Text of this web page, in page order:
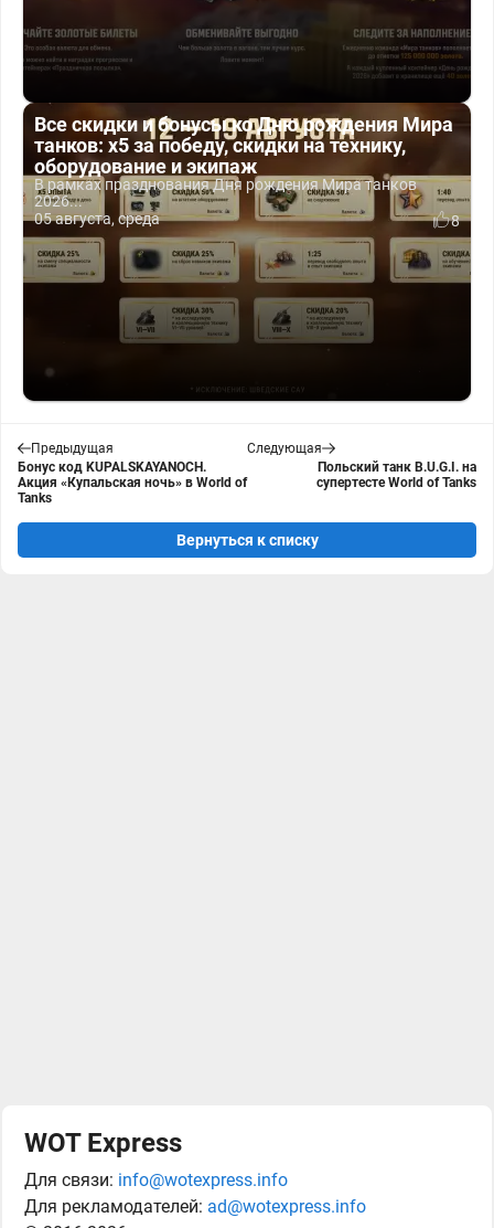
Все скидки и бонусы ко Дню рождения Мира
танков: x5 за победу, скидки на технику,
оборудование и экипаж
В рамках празднования Дня рождения Мира танков
2026...
05 августа, среда
8
Предыдущая
Бонус код KUPALSKAYANOCH.
Акция «Купальская ночь» в World of
Tanks
Следующая
Польский танк B.U.G.I. на
супертесте World of Tanks
Вернуться к списку
WOT Express
Для связи: info@wotexpress.info
Для рекламодателей: ad@wotexpress.info